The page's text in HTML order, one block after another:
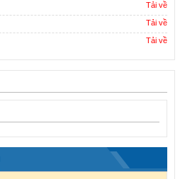
Tải về
Tải về
Tải về